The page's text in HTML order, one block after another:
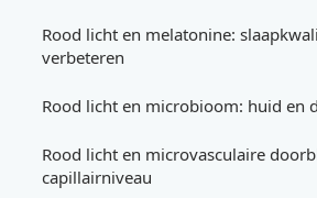
Rood licht en melatonine:
verbeteren
Rood licht en microbioom: huid en
Rood licht en microvasculaire
capillairniveau